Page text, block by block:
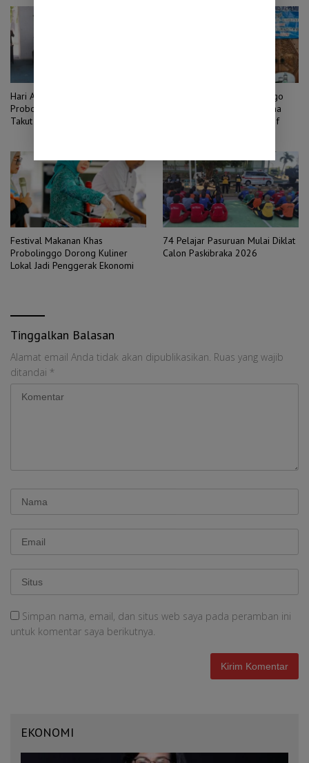
Hari Anak Nasional 2026, Bupati
Probolinggo Minta Anak Tak
Takut Bermimpi dan Hindari
DWP Kabupaten Probolinggo
Dorong Ketua Unit Pelaksana
Jadi Pemimpin Transformatif
Festival Makanan Khas
Probolinggo Dorong Kuliner
Lokal Jadi Penggerak Ekonomi
74 Pelajar Pasuruan Mulai Diklat
Calon Paskibraka 2026
Tinggalkan Balasan
Alamat email Anda tidak akan dipublikasikan. Ruas yang wajib
ditandai *
Simpan nama, email, dan situs web saya pada peramban ini
untuk komentar saya berikutnya.
EKONOMI